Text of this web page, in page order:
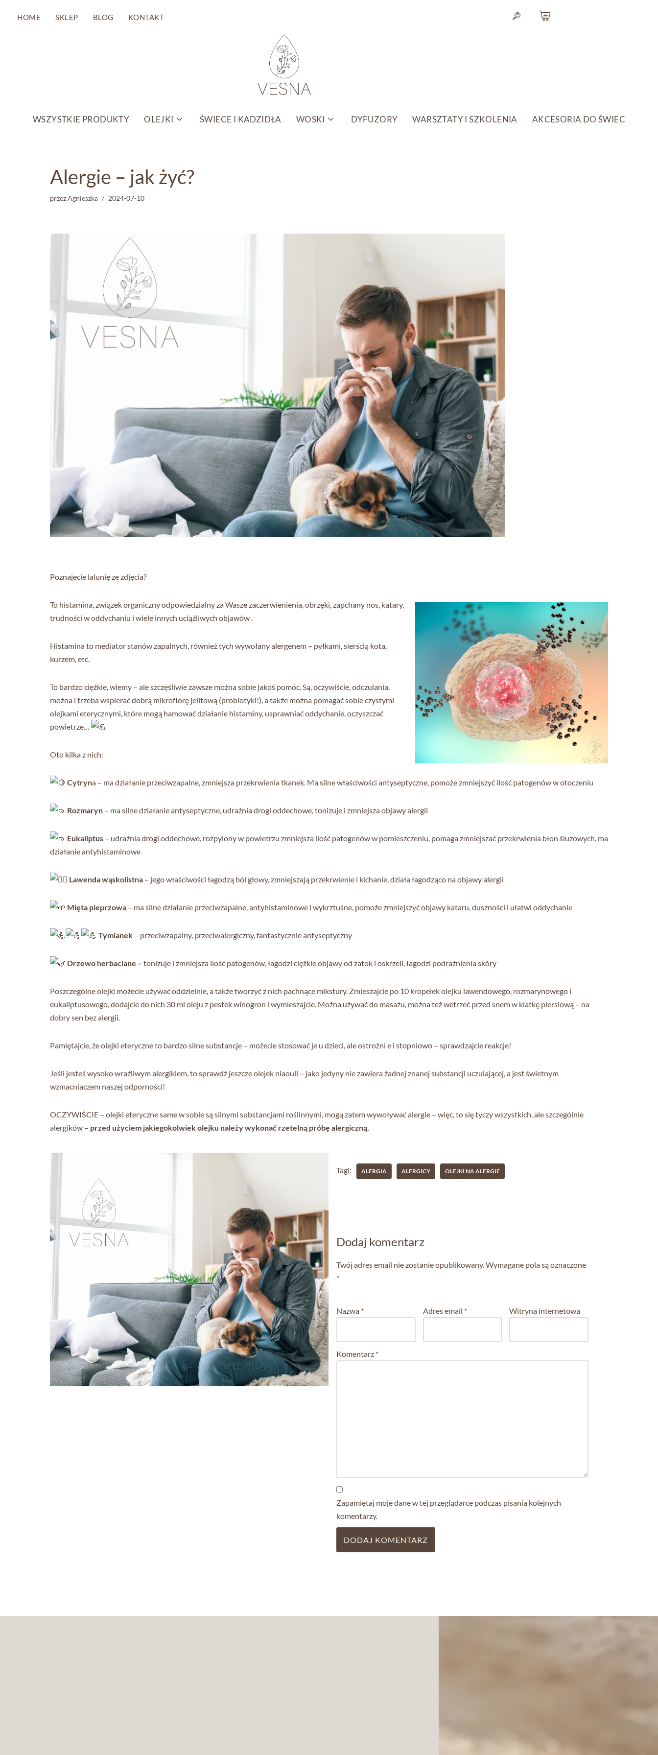
HOME SKLEP BLOG KONTAKT
WSZYSTKIE PRODUKTY OLEJKI ŚWIECE I KADZIDŁA WOSKI DYFUZORY WARSZTATY I SZKOLENIA AKCESORIA DO ŚWIEC
Alergie – jak żyć?
przezAgnieszka 2024-07-10
Poznajecie lalunię ze zdjęcia?
To histamina, związek organiczny odpowiedzialny za Wasze zaczerwienienia, obrzęki, zapchany nos, katary,
trudności w oddychaniu i wiele innych uciążliwych objawów .
Histamina to mediator stanów zapalnych, również tych wywołany alergenem – pyłkami, sierścią kota,
kurzem, etc.
To bardzo ciężkie, wiemy – ale szczęśliwie zawsze można sobie jakoś pomóc. Są, oczywiście, odczulania,
można i trzeba wspierać dobrą mikroflorę jelitową (probiotyki!), a także można pomagać sobie czystymi
olejkami eterycznymi, które mogą hamować działanie histaminy, usprawniać oddychanie, oczyszczać
powietrze…
Oto kilka z nich:
Cytryna – ma działanie przeciwzapalne, zmniejsza przekrwienia tkanek. Ma silne właściwości antyseptyczne, pomoże zmniejszyć ilość patogenów w otoczeniu
Rozmaryn – ma silne działanie antyseptyczne, udrażnia drogi oddechowe, tonizuje i zmniejsza objawy alergii
Eukaliptus – udrażnia drogi oddechowe, rozpylony w powietrzu zmniejsza ilość patogenów w pomieszczeniu, pomaga zmniejszać przekrwienia błon śluzowych, ma
działanie antyhistaminowe
Lawenda wąskolistna – jego właściwości łagodzą ból głowy, zmniejszają przekrwienie i kichanie, działa łagodząco na objawy alergii
Mięta pieprzowa – ma silne działanie przeciwzapalne, antyhistaminowe i wykrztuśne, pomoże zmniejszyć objawy kataru, duszności i ułatwi oddychanie
Tymianek – przeciwzapalny, przeciwalergiczny, fantastycznie antyseptyczny
Drzewo herbaciane – tonizuje i zmniejsza ilość patogenów, łagodzi ciężkie objawy od zatok i oskrzeli, łagodzi podrażnienia skóry
Poszczególne olejki możecie używać oddzielnie, a także tworzyć z nich pachnące mikstury. Zmieszajcie po 10 kropelek olejku lawendowego, rozmarynowego i
eukaliptusowego, dodajcie do nich 30 ml oleju z pestek winogron i wymieszajcie. Można używać do masażu, można też wetrzeć przed snem w klatkę piersiową – na
dobry sen bez alergii.
Pamiętajcie, że olejki eteryczne to bardzo silne substancje – możecie stosować je u dzieci, ale ostrożni e i stopniowo – sprawdzajcie reakcje!
Jeśli jesteś wysoko wrażliwym alergikiem, to sprawdź jeszcze olejek niaouli – jako jedyny nie zawiera żadnej znanej substancji uczulającej, a jest świetnym
wzmacniaczem naszej odporności!
OCZYWIŚCIE – olejki eteryczne same w sobie są silnymi substancjami roślinnymi, mogą zatem wywoływać alergie – więc, to się tyczy wszystkich, ale szczególnie
alergików – przed użyciem jakiegokolwiek olejku należy wykonać rzetelną próbę alergiczną.
Tagi: ALERGIA ALERGICY OLEJKI NA ALERGIE
Dodaj komentarz
Twój adres email nie zostanie opublikowany. Wymagane pola są oznaczone
*
Nazwa * Adres email * Witryna internetowa
Komentarz *
Zapamiętaj moje dane w tej przeglądarce podczas pisania kolejnych
komentarzy.